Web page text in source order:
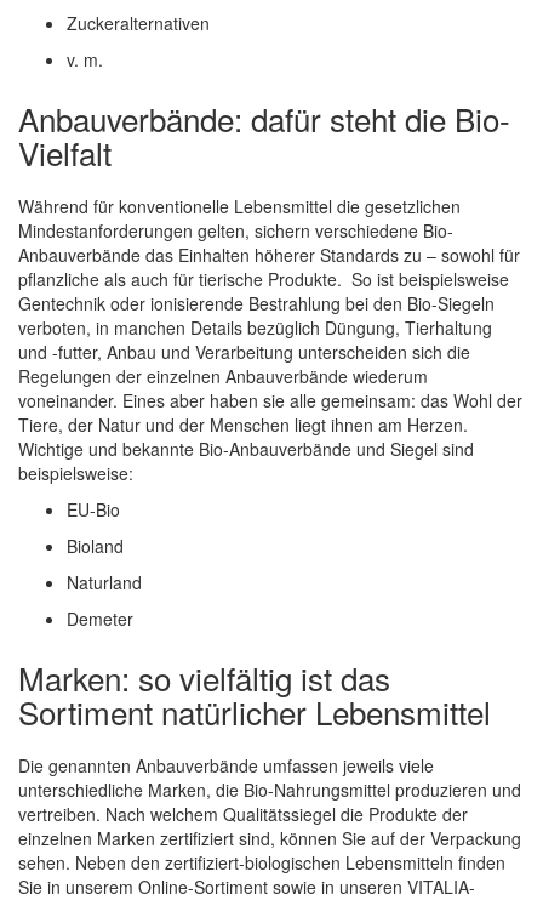
Zuckeralternativen
v. m.
Anbauverbände: dafür steht die Bio-
Vielfalt
Während für konventionelle Lebensmittel die gesetzlichen
Mindestanforderungen gelten, sichern verschiedene Bio-
Anbauverbände das Einhalten höherer Standards zu – sowohl für
pflanzliche als auch für tierische Produkte. So ist beispielsweise
Gentechnik oder ionisierende Bestrahlung bei den Bio-Siegeln
verboten, in manchen Details bezüglich Düngung, Tierhaltung
und -futter, Anbau und Verarbeitung unterscheiden sich die
Regelungen der einzelnen Anbauverbände wiederum
voneinander. Eines aber haben sie alle gemeinsam: das Wohl der
Tiere, der Natur und der Menschen liegt ihnen am Herzen.
Wichtige und bekannte Bio-Anbauverbände und Siegel sind
beispielsweise:
EU-Bio
Bioland
Naturland
Demeter
Marken: so vielfältig ist das
Sortiment natürlicher Lebensmittel
Die genannten Anbauverbände umfassen jeweils viele
unterschiedliche Marken, die Bio-Nahrungsmittel produzieren und
vertreiben. Nach welchem Qualitätssiegel die Produkte der
einzelnen Marken zertifiziert sind, können Sie auf der Verpackung
sehen. Neben den zertifiziert-biologischen Lebensmitteln finden
Sie in unserem Online-Sortiment sowie in unseren VITALIA-